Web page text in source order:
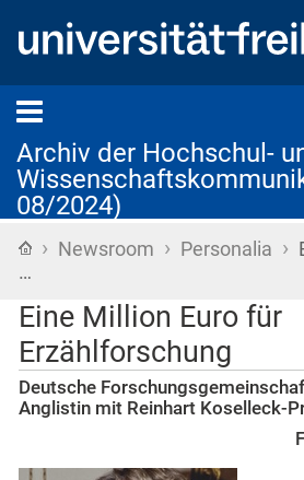
Archiv der Hochschul-
08/2024)
Startseite
› Newsroom › Personalia ›
…
Eine Million Euro für
Erzählforschung
Deutsche
Anglistin mit Reinhart Koselleck-